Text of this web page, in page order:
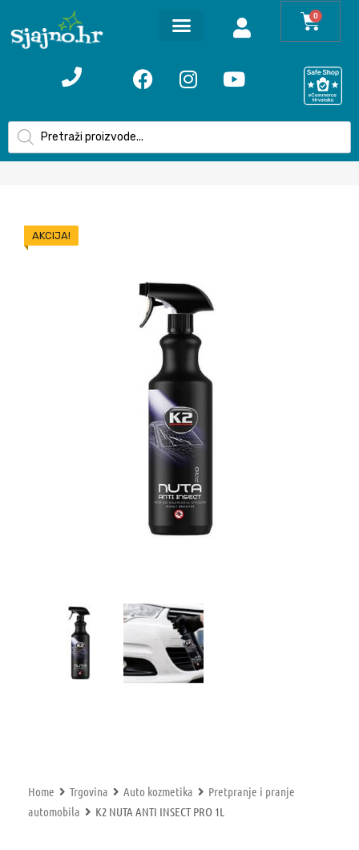
0
Home Trgovina Auto kozmetika
Pretpranje i pranje
automobila
K2 NUTA ANTI INSECT PRO 1L
AKCIJA!